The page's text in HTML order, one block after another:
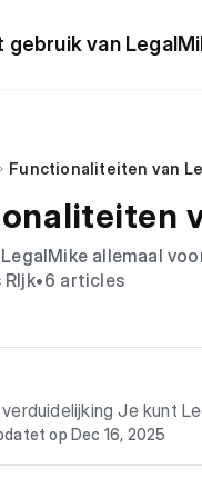
gebruik van
Functionaliteiten van
allemaal
RIjk•6 articles
elke juridische vraag te verduidelijken. Van eenvoudige begrippen tot co
en doctrines.
of vrij
op Dec 16, 2025